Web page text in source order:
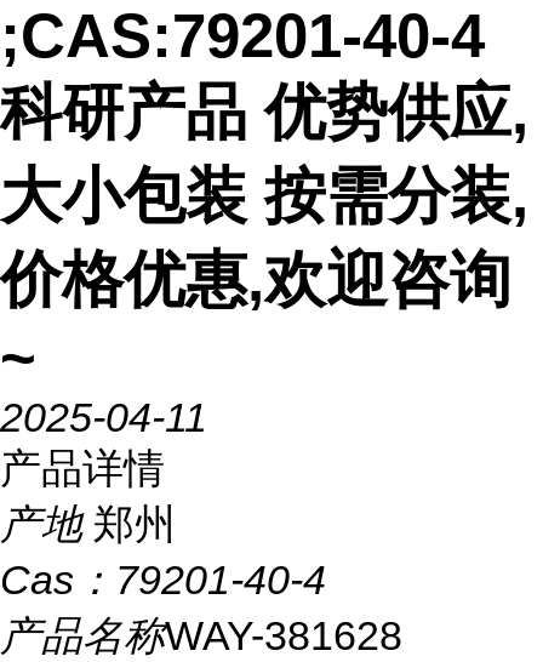
;CAS:79201-40-4
科研产品 优势供应,
大小包装 按需分装,
价格优惠,欢迎咨询
~
2025-04-11
产品详情
产地 郑州
Cas： 79201-40-4
产品名称WAY-381628